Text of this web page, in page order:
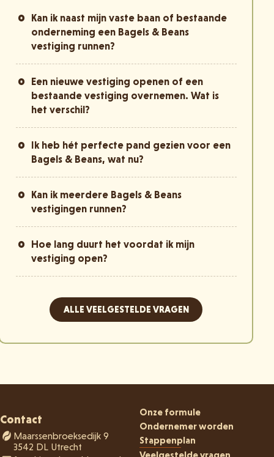
Kan ik naast mijn vaste baan of bestaande
onderneming een Bagels & Beans
vestiging runnen?
Een nieuwe vestiging openen of een
bestaande vestiging overnemen. Wat is
het verschil?
Ik heb hét perfecte pand gezien voor een
Bagels & Beans, wat nu?
Kan ik meerdere Bagels & Beans
vestigingen runnen?
Hoe lang duurt het voordat ik mijn
vestiging open?
ALLE VEELGESTELDE VRAGEN
Contact
Maarssenbroeksedijk 9
3542 DL Utrecht
Onze formule
Ondernemer worden
Stappenplan